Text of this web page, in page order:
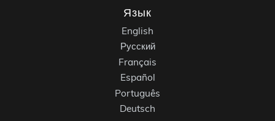
Язык
English
Русский
Français
Español
Português
Deutsch